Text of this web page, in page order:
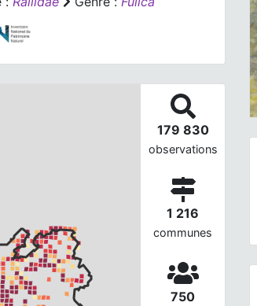
179 830
observations
1 216
communes
750